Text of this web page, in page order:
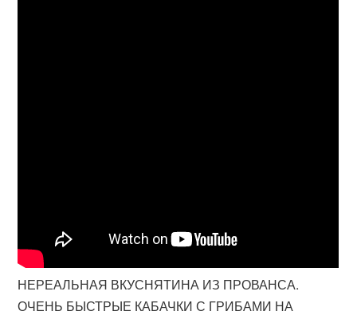
НЕРЕАЛЬНАЯ ВКУСНЯТИНА ИЗ ПРОВАНСА.
ОЧЕНЬ БЫСТРЫЕ КАБАЧКИ С ГРИБАМИ НА